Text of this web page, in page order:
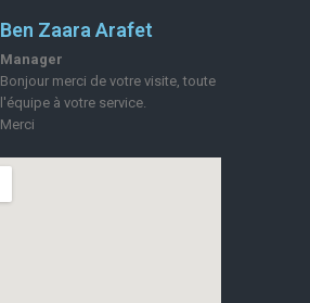
Ben Zaara Arafet
Manager
Bonjour merci de votre visite, toute
l'équipe à votre service.
Merci